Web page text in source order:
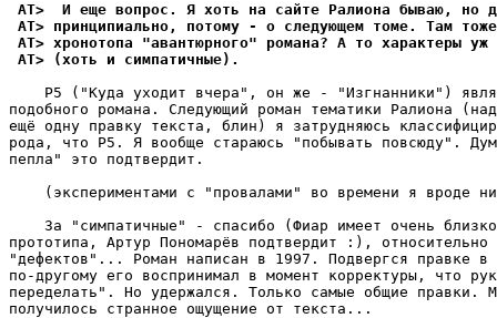
AT>  И еще вопрос. Я хоть на сайте Ралиона бываю, но
AT> принципиально, потому - о следующем томе. Там
AT> хронотопа "авантюрного" романа? А то характеры уж
AT> (хоть и симпатичные).
Р5 ("Куда уходит вчера", он же - "Изгнанники")
подобного романа. Следующий роман тематики Ралиона
ещё одну правку текста, блин) я затрудняюсь
рода, что Р5. Я вообще стараюсь "побывать повсюду".
пепла" это подтвердит.
(экспериментами с "провалами" во времени я вроде
За "симпатичные" - спасибо (Фиар имеет очень
прототипа, Артур Пономарёв подтвердит :), относительно
"дефектов"... Роман написан в 1997. Подвергся правке в
по-другому его воспринимал в момент корректуры, что
переделать". Но удержался. Только самые общие правки.
получилось странное ощущение от текста...